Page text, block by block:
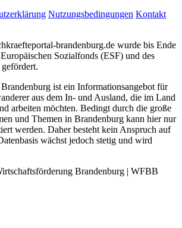
Nutzungsbedingungen Kontakt
brandenburg.de wurde bis Ende
Sozialfonds (ESF) und des
ist ein Informationsangebot für
aus dem In- und Ausland, die im Land
arbeiten möchten. Bedingt durch die große
und Themen in Brandenburg kann hier nur
werden. Daher besteht kein Anspruch auf
wächst jedoch stetig und wird